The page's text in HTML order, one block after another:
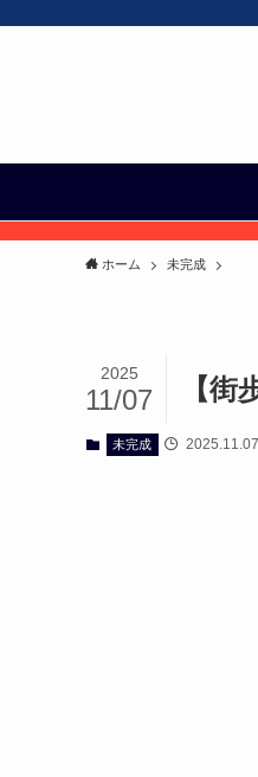
ホーム 未完成
【
2025
11/07
未完成 2025.11.07